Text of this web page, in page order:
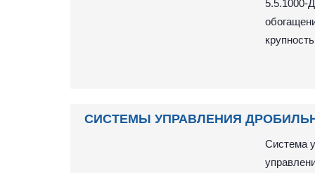
5.5.1000-
СИСТЕМЫ УПРАВЛЕНИЯ
Система